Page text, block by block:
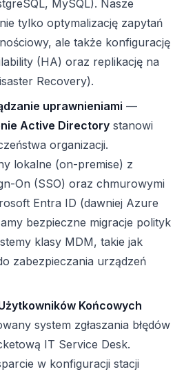
MySQL). Nasze
tylko optymalizację zapytań
ale także konfigurację
(HA) oraz replikację na
Recovery).
uprawnieniami —
Active Directory stanowi
organizacji.
lokalne (on-premise) z
On (SSO) oraz chmurowymi
Entra ID (dawniej Azure
bezpieczne migracje polityk
klasy MDM, takie jak
zabezpieczania urządzeń
Końcowych
system zgłaszania błędów
IT Service Desk.
w konfiguracji stacji